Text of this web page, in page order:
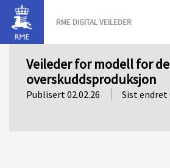
RME DIGITAL VEILEDER
Veileder for modell for
overskuddsproduksjon
Publisert 02.02.26